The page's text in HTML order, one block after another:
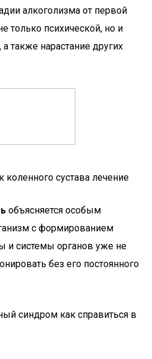
алкоголизма от первой
только психической, но и
также нарастание других
сустава лечение
объясняется особым
с формированием
и системы органов уже не
без его постоянного
синдром как справиться в